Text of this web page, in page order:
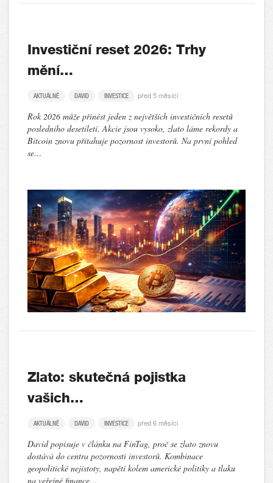
Investiční reset 2026: Trhy
mění…
AKTUÁLNĚ DAVID INVESTICE před 5 měsíci
Rok 2026 může přinést jeden z největších investičních resetů
posledního desetiletí. Akcie jsou vysoko, zlato láme rekordy a
Bitcoin znovu přitahuje pozornost investorů. Na první pohled
se…
Zlato: skutečná pojistka
vašich…
AKTUÁLNĚ DAVID INVESTICE před 6 měsíci
David popisuje v článku na FinTag, proč se zlato znovu
dostává do centra pozornosti investorů. Kombinace
geopolitické nejistoty, napětí kolem americké politiky a tlaku
na veřejné finance…